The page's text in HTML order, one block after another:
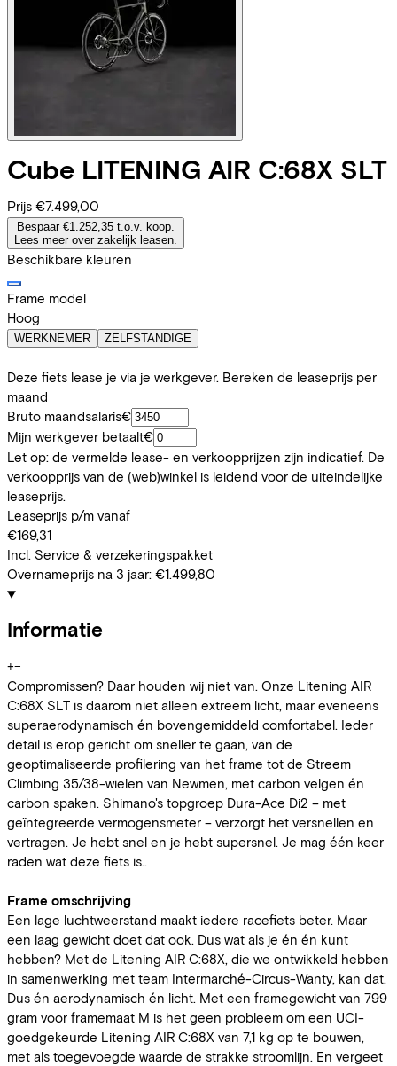
Cube LITENING AIR C:68X SLT
Prijs €7.499,00
Bespaar €1.252,35 t.o.v. koop.
Lees meer over zakelijk leasen.
Beschikbare kleuren
Frame model
Hoog
WERKNEMER ZELFSTANDIGE
Deze fiets lease je via je werkgever. Bereken de leaseprijs per
maand
Bruto maandsalaris€
Mijn werkgever betaalt€
Let op: de vermelde lease- en verkoopprijzen zijn indicatief. De
verkoopprijs van de (web)winkel is leidend voor de uiteindelijke
leaseprijs.
Leaseprijs p/m vanaf
€169,31
Incl. Service & verzekeringspakket
Overnameprijs na 3 jaar: €1.499,80
Informatie
+−
Compromissen? Daar houden wij niet van. Onze Litening AIR
C:68X SLT is daarom niet alleen extreem licht, maar eveneens
superaerodynamisch én bovengemiddeld comfortabel. Ieder
detail is erop gericht om sneller te gaan, van de
geoptimaliseerde profilering van het frame tot de Streem
Climbing 35/38-wielen van Newmen, met carbon velgen én
carbon spaken. Shimano's topgroep Dura-Ace Di2 – met
geïntegreerde vermogensmeter – verzorgt het versnellen en
vertragen. Je hebt snel en je hebt supersnel. Je mag één keer
raden wat deze fiets is..
Frame omschrijving
Een lage luchtweerstand maakt iedere racefiets beter. Maar
een laag gewicht doet dat ook. Dus wat als je én én kunt
hebben? Met de Litening AIR C:68X, die we ontwikkeld hebben
in samenwerking met team Intermarché-Circus-Wanty, kan dat.
Dus én aerodynamisch én licht. Met een framegewicht van 799
gram voor framemaat M is het geen probleem om een UCI-
goedgekeurde Litening AIR C:68X van 7,1 kg op te bouwen,
met als toegevoegde waarde de strakke stroomlijn. En vergeet